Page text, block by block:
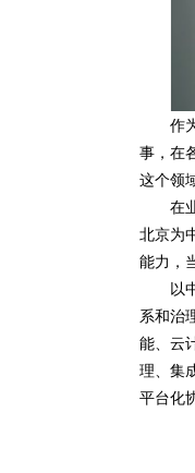
作
事，在
这个领
在
北京为
能力，
以
系和治
能、云
理、集
平台化